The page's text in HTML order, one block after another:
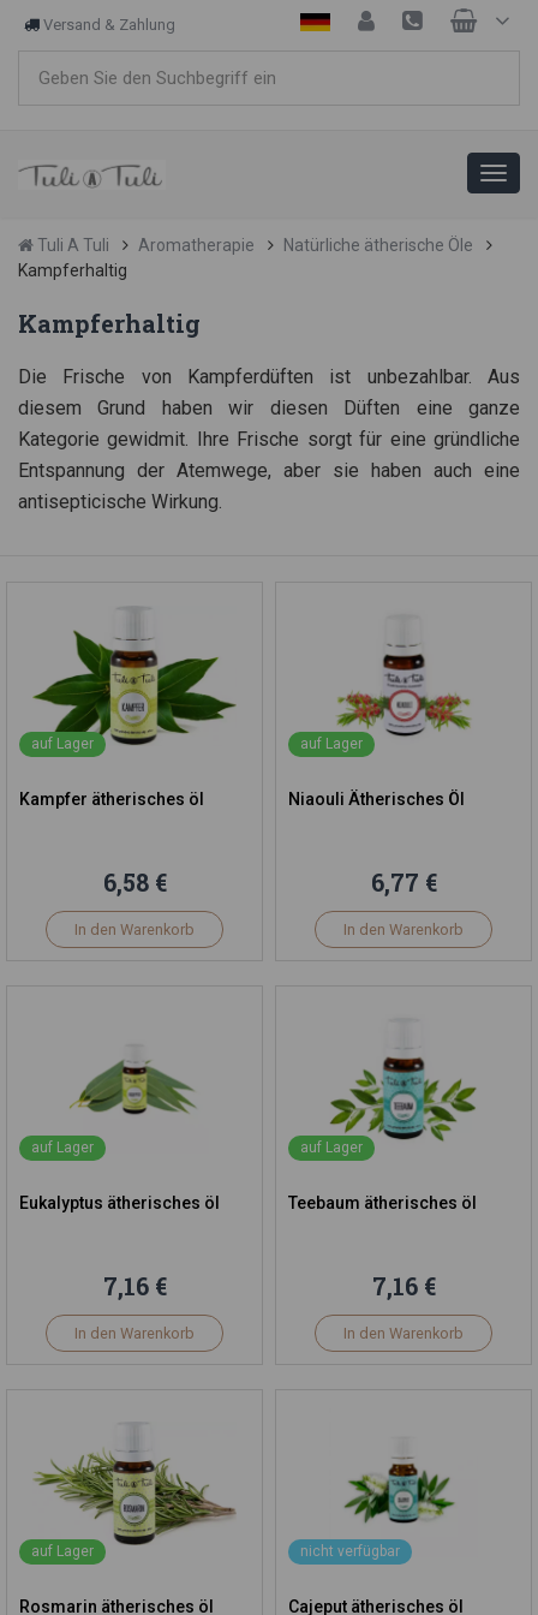
Versand & Zahlung
Tuli A Tuli Aromatherapie
Natürliche ätherische Öle
Kampferhaltig
Kampferhaltig
Die Frische von Kampferdüften ist unbezahlbar. Aus
diesem Grund haben wir diesen Düften eine ganze
Kategorie gewidmit. Ihre Frische sorgt für eine gründliche
Entspannung der Atemwege, aber sie haben auch eine
antisepticische Wirkung.
auf Lager
Kampfer ätherisches öl
6,58 €
In den Warenkorb
auf Lager
Niaouli Ätherisches Öl
6,77 €
In den Warenkorb
auf Lager
Eukalyptus ätherisches öl
7,16 €
In den Warenkorb
auf Lager
Teebaum ätherisches öl
7,16 €
In den Warenkorb
auf Lager
Rosmarin ätherisches öl
nicht verfügbar
Cajeput ätherisches öl